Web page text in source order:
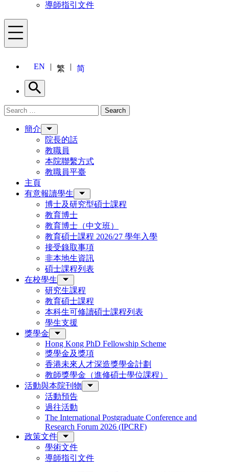
導師指引文件
Menu
EN 繁 简
Search
Search for: Search
簡介
院長的話
教職員
本院聯繫方式
教職員平臺
主頁
有意報讀學生
博士及研究型碩士課程
教育博士
教育博士（中文班）
教育碩士課程 2026/27 學年入學
接受錄取事項
非本地生資訊
碩士課程列表
在校學生
研究生課程
教育碩士課程
本科生可修讀碩士課程列表
學生支援
獎學金
Hong Kong PhD Fellowship Scheme
獎學金及獎項
香港未來人才深造獎學金計劃
教師獎學金（進修碩士學位課程）
活動與本院刊物
活動預告
過往活動
The International Postgraduate Conference and
Research Forum 2026 (IPCRF)
政策文件
學術文件
導師指引文件